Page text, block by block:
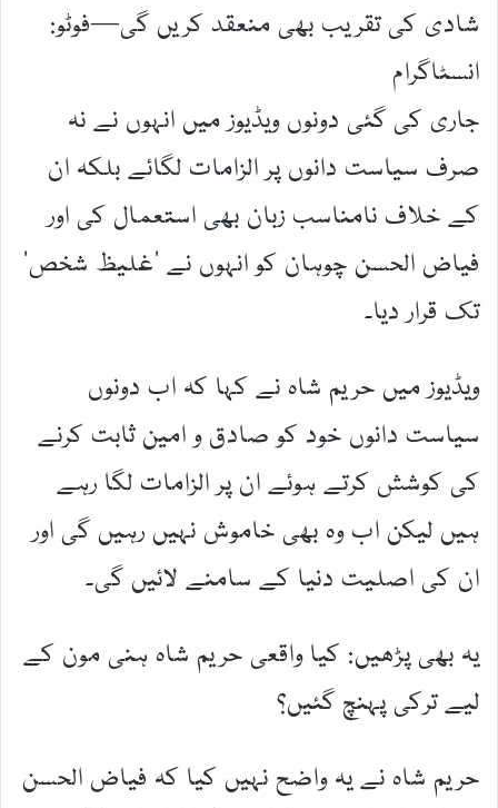
شادی کی تقریب بھی منعقد کریں گی—فوٹو:
انسٹاگرام
جاری کی گئی دونوں ویڈیوز میں انہوں نے نہ
صرف سیاست دانوں پر الزامات لگائے بلکہ ان
کے خلاف نامناسب زبان بھی استعمال کی اور
فیاض الحسن چوہان کو انہوں نے ’غلیظ شخص‘
تک قرار دیا۔
ویڈیوز میں حریم شاہ نے کہا کہ اب دونوں
سیاست دانوں خود کو صادق و امین ثابت کرنے
کی کوشش کرتے ہوئے ان پر الزامات لگا رہے
ہیں لیکن اب وہ بھی خاموش نہیں رہیں گی اور
ان کی اصلیت دنیا کے سامنے لائیں گی۔
یہ بھی پڑھیں: کیا واقعی حریم شاہ ہنی مون کے
لیے ترکی پہنچ گئیں؟
حریم شاہ نے یہ واضح نہیں کیا کہ فیاض الحسن